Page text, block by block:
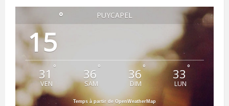
PUYCAPEL
15
°
31 °
VEN
36 °
SAM
36°
DIM
33 °
LUN
Temps à partir de OpenWeatherMap